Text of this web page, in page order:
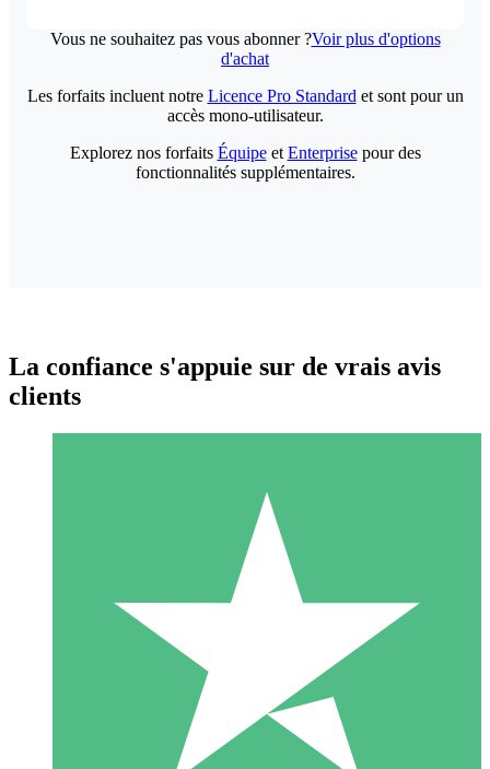
Vous ne souhaitez pas vous abonner ?Voir plus d'options
d'achat
Packs de Crédits Individuels
Payez à l'utilisation avec des crédits de téléchargement. Sans
1 Téléchargement
10 00
Les forfaits incluent notre Licence Pro Standard et sont pour un
accès mono-utilisateur.
Explorez nos forfaits Équipeet Enterprisepour des
fonctionnalités supplémentaires.
La confiance s'appuie sur de vrais avis
clients